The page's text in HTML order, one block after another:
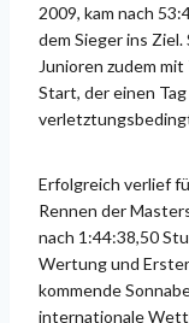
2009, kam nach
dem Sieger ins
Junioren zudem
Start, der einen
Erfolgreich verlief
Rennen der
nach 1:44:38,50
Wertung und
kommende
internationale